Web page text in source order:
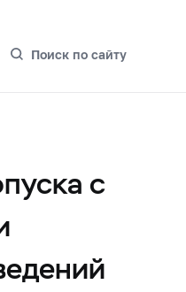
Поиск по сайту
с